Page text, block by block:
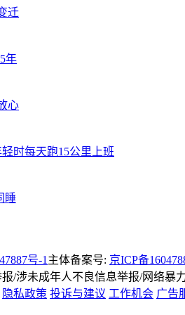
迁
年
心
时每天跑15公里上班
睡
号-1 主体备案号: 京ICP备
/涉未成年人不良信息举报/网络暴
隐私政策 投诉与建议 工作机会 广告